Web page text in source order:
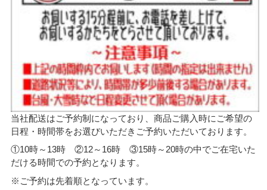
当社配送はご予約制になっており、商品ご購入時にご希望の
日程・時間帯をお選びいただきご予約いただいております。
①10時～13時 ②12～16時 ③15時～20時の中でご在宅いた
だける時間での予約となります。
※ご予約は先着順となっています。